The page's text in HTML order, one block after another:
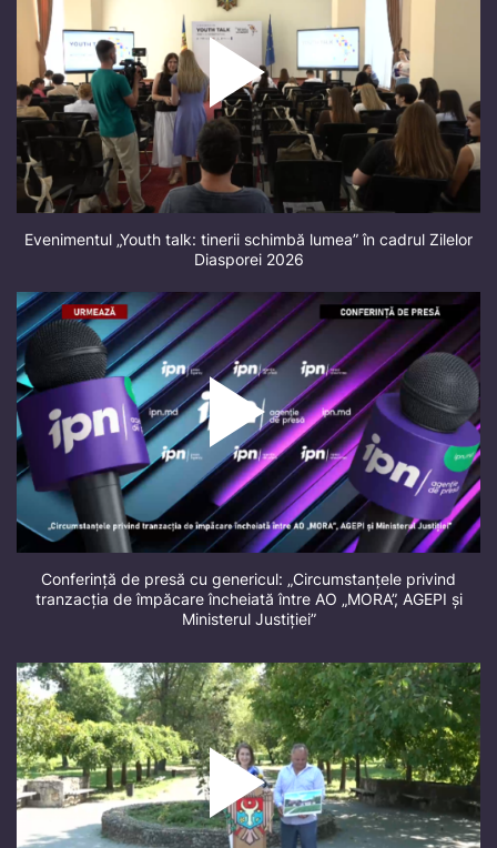
Evenimentul „Youth talk: tinerii schimbă lumea” în cadrul Zilelor
Diasporei 2026
Conferință de presă cu genericul: „Circumstanțele privind
tranzacția de împăcare încheiată între AO „MORA”, AGEPI și
Ministerul Justiției”